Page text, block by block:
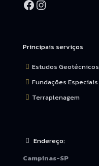
Principais serviços
Estudos Geotécnicos
Fundações Especiais
Terraplenagem
Endereço:
Campinas-SP